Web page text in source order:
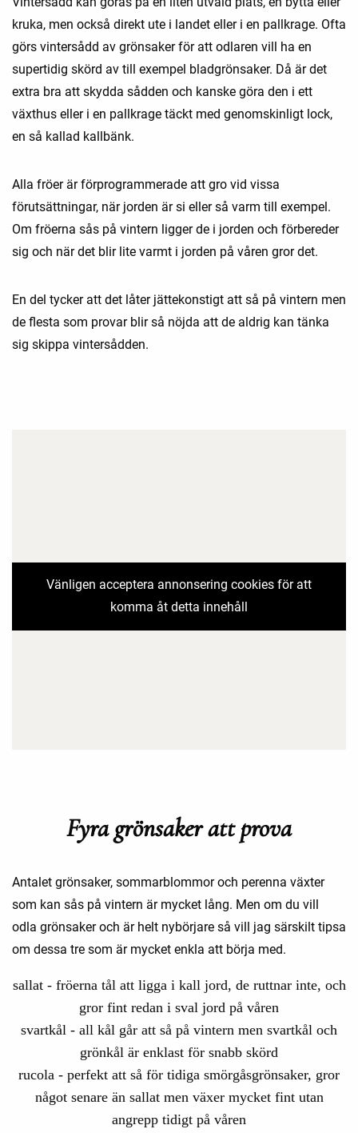
kruka, men också direkt ute i landet eller i en pallkrage. Ofta
görs vintersådd av grönsaker för att odlaren vill ha en
supertidig skörd av till exempel bladgrönsaker. Då är det
extra bra att skydda sådden och kanske göra den i ett
växthus eller i en pallkrage täckt med genomskinligt lock,
en så kallad kallbänk.
Alla fröer är förprogrammerade att gro vid vissa
förutsättningar, när jorden är si eller så varm till exempel.
Om fröerna sås på vintern ligger de i jorden och förbereder
sig och när det blir lite varmt i jorden på våren gror det.
En del tycker att det låter jättekonstigt att så på vintern men
de flesta som provar blir så nöjda att de aldrig kan tänka
sig skippa vintersådden.
Vänligen acceptera annonsering cookies för att
komma åt detta innehåll
Fyra grönsaker att prova
Antalet grönsaker, sommarblommor och perenna växter
som kan sås på vintern är mycket lång. Men om du vill
odla grönsaker och är helt nybörjare så vill jag särskilt tipsa
om dessa tre som är mycket enkla att börja med.
sallat - fröerna tål att ligga i kall jord, de ruttnar inte, och
gror fint redan i sval jord på våren
svartkål - all kål går att så på vintern men svartkål och
grönkål är enklast för snabb skörd
rucola - perfekt att så för tidiga smörgåsgrönsaker, gror
något senare än sallat men växer mycket fint utan
angrepp tidigt på våren